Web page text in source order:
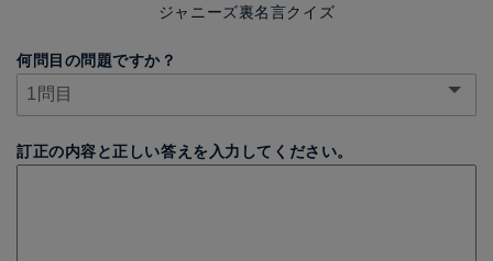
ジャニーズ裏名言クイズ
何問目の問題ですか？
訂正の内容と正しい答えを入力してください。